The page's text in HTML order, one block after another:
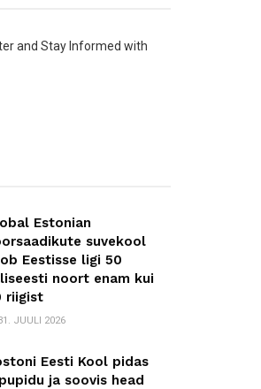
and Stay Informed with
Estonian
suvekool
Eestisse ligi 50
noort enam kui
riigist
JUULI 2026
Eesti Kool pidas
ja soovis head